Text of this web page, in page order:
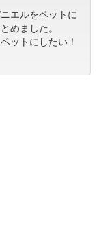
エルをペットに
めました。
ットにしたい！